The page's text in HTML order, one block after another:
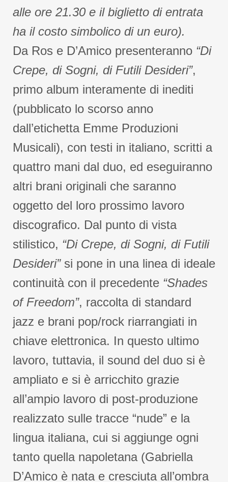
alle ore 21.30 e il biglietto di entrata
ha il costo simbolico di un euro).
Da Ros e D’Amico presenteranno “Di
Crepe, di Sogni, di Futili Desideri”,
primo album interamente di inediti
(pubblicato lo scorso anno
dall’etichetta Emme Produzioni
Musicali), con testi in italiano, scritti a
quattro mani dal duo, ed eseguiranno
altri brani originali che saranno
oggetto del loro prossimo lavoro
discografico. Dal punto di vista
stilistico, “Di Crepe, di Sogni, di Futili
Desideri”si pone in una linea di ideale
continuità con il precedente “Shades
of Freedom”, raccolta di standard
jazz e brani pop/rock riarrangiati in
chiave elettronica. In questo ultimo
lavoro, tuttavia, il sound del duo si è
ampliato e si è arricchito grazie
all’ampio lavoro di post-produzione
realizzato sulle tracce “nude” e la
lingua italiana, cui si aggiunge ogni
tanto quella napoletana (Gabriella
D’Amico è nata e cresciuta all’ombra